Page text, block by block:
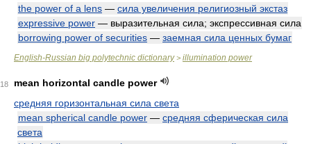
the power of a lens — сила увеличения религиозный экстаз
expressive power — выразительная сила; экспрессивная сила
borrowing power of securities — заемная сила ценных бумаг
English-Russian big polytechnic dictionary> illumination power
18
mean horizontal candle power
средняя горизонтальная сила света
mean spherical candle power — средняя сферическая сила
света